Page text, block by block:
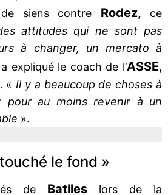
siens contre Rodez, ce
attitudes qui ne sont pas
à changer, un mercato à
expliqué le coach de l’ASSE,
. « Il y a beaucoup de choses à
pour au moins revenir à un
».
le fond »
de Batlles lors de la